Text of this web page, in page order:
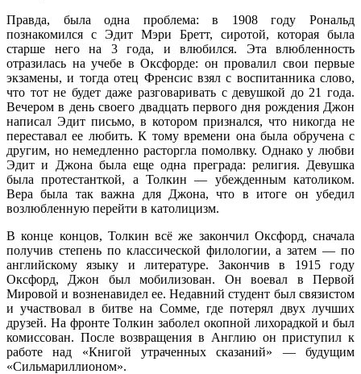
Правда, была одна проблема: в 1908 году Рональд
познакомился с Эдит Мэри Бретт, сиротой, которая была
старше него на 3 года, и влюбился. Эта влюбленность
отразилась на учебе в Оксфорде: он провалил свои первые
экзамены, и тогда отец Френсис взял с воспитанника слово,
что тот не будет даже разговаривать с девушкой до 21 года.
Вечером в день своего двадцать первого дня рождения Джон
написал Эдит письмо, в котором признался, что никогда не
переставал ее любить. К тому времени она была обручена с
другим, но немедленно расторгла помолвку. Однако у любви
Эдит и Джона была еще одна преграда: религия. Девушка
была протестанткой, а Толкин — убежденным католиком.
Вера была так важна для Джона, что в итоге он убедил
возлюбленную перейти в католицизм.
В конце концов, Толкин всё же закончил Оксфорд, сначала
получив степень по классической филологии, а затем — по
английскому языку и литературе. Закончив в 1915 году
Оксфорд, Джон был мобилизован. Он воевал в Первой
Мировой и возненавидел ее. Недавний студент был связистом
и участвовал в битве на Сомме, где потерял двух лучших
друзей. На фронте Толкин заболел окопной лихорадкой и был
комиссован. После возвращения в Англию он приступил к
работе над «Книгой утраченных сказаний» — будущим
«Сильмариллионом».